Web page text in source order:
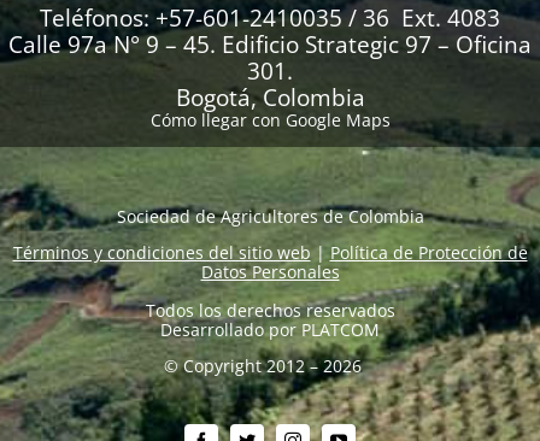
Teléfonos: +57-601-2410035 / 36 Ext. 4083
Calle 97a N° 9 – 45. Edificio Strategic 97 – Oficina
301.
Bogotá, Colombia
Cómo llegar con Google Maps
Sociedad de Agricultores de Colombia
Términos y condiciones del sitio web|Política de Protección de
Datos Personales
Todos los derechos reservados
Desarrollado por PLATCOM
© Copyright 2012 – 2026